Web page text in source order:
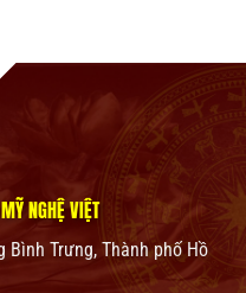
NGHỆ VIỆT
Bình Trưng, Thành phố Hồ